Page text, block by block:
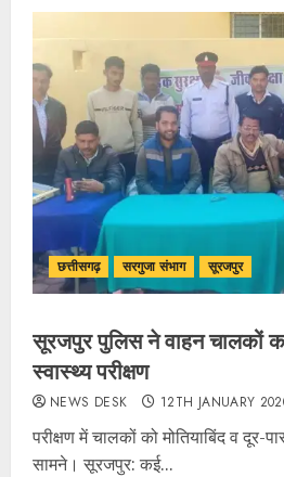
छत्तीसगढ़ सरगुजा संभाग सूरजपुर
सूरजपुर पुलिस ने वाहन चालकों
स्वास्थ्य परीक्षण
NEWS DESK 12TH JANUARY
परीक्षण में चालकों को मोतियाबिंद व
सामने। सूरजपुर: कई...